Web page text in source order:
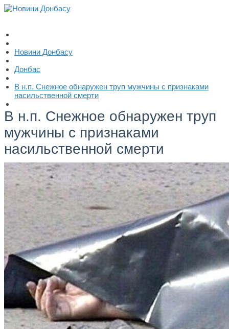
Новини Донбасу
Донбас
В н.п. Снежное обнаружен труп мужчины с признаками
насильственной смерти
В н.п. Снежное обнаружен труп
мужчины с признаками
насильственной смерти